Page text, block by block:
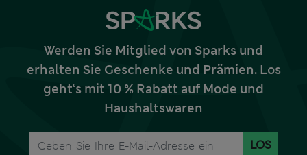
Werden Sie Mitglied von Sparks und
erhalten Sie Geschenke und Prämien. Los
geht‘s mit 10 % Rabatt auf Mode und
Haushaltswaren
LOS